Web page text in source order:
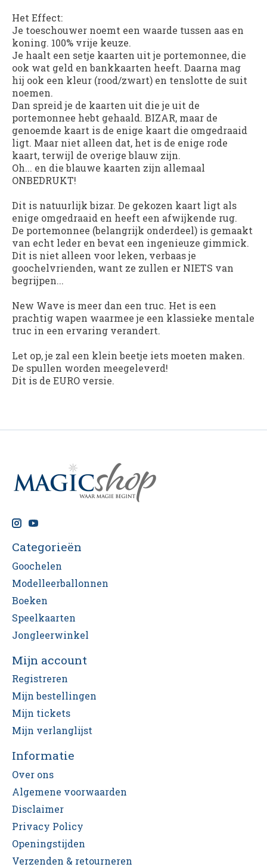
Het Effect:
Je toeschouwer noemt een waarde tussen aas en
koning. 100% vrije keuze.
Je haalt een setje kaarten uit je portemonnee, die
ook wat geld en bankkaarten heeft. Daarna mag
hij ook een kleur (rood/zwart) en tenslotte de suit
noemen.
Dan spreid je de kaarten uit die je uit de
portemonnee hebt gehaald. BIZAR, maar de
genoemde kaart is de enige kaart die omgedraaid
ligt. Maar niet alleen dat, het is de enige rode
kaart, terwijl de overige blauw zijn.
Oh... en die blauwe kaarten zijn allemaal
ONBEDRUKT!
Dit is natuurlijk bizar. De gekozen kaart ligt als
enige omgedraaid en heeft een afwijkende rug.
De portemonnee (belangrijk onderdeel) is gemaakt
van echt leder en bevat een ingenieuze gimmick.
Dit is niet alleen voor leken, verbaas je
goochelvrienden, want ze zullen er NIETS van
begrijpen...
New Wave is meer dan een truc. Het is een
prachtig wapen waarmee je een klassieke mentale
truc in een ervaring verandert.
Let op, je zal een klein beetje iets moeten maken.
De spullen worden meegeleverd!
Dit is de EURO versie.
Categorieën
Goochelen
Modelleerballonnen
Boeken
Speelkaarten
Jongleerwinkel
Mijn account
Registreren
Mijn bestellingen
Mijn tickets
Mijn verlanglijst
Informatie
Over ons
Algemene voorwaarden
Disclaimer
Privacy Policy
Openingstijden
Verzenden & retourneren